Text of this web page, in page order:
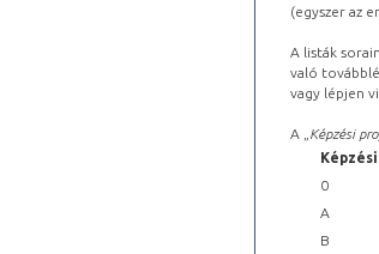
(egyszer az
A listák
való
vagy lépjen
A „ Képzési
0
A
B